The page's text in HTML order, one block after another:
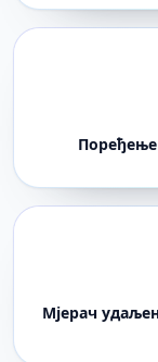
Поређење
Мјерач